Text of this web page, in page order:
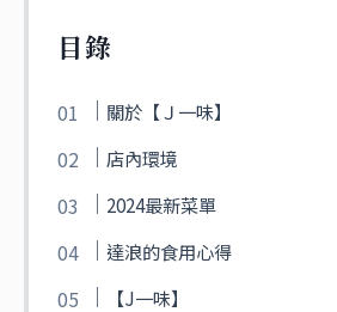
目錄
關於【Ｊ一味】
店內環境
2024最新菜單
達浪的食用心得
【J一味】